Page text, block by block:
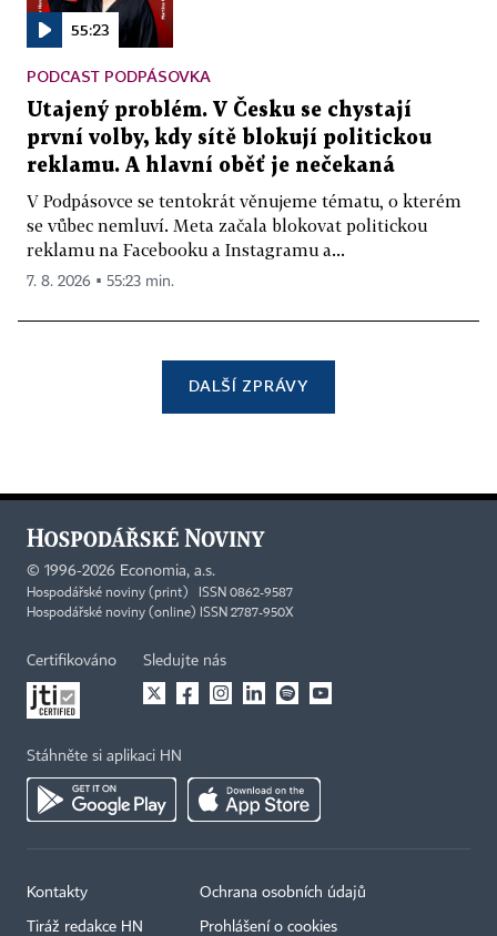
55:23
PODCAST PODPÁSOVKA
Utajený problém. V Česku se chystají
první volby, kdy sítě blokují politickou
reklamu. A hlavní oběť je nečekaná
V Podpásovce se tentokrát věnujeme tématu, o kterém
se vůbec nemluví. Meta začala blokovat politickou
reklamu na Facebooku a Instagramu a...
7. 8. 2026 ▪ 55:23 min.
DALŠÍ ZPRÁVY
© 1996-2026 Economia, a.s.
Hospodářské noviny (print) ISSN 0862-9587
Hospodářské noviny (online) ISSN 2787-950X
Certifikováno Sledujte nás
Stáhněte si aplikaci HN
Kontakty
Tiráž redakce HN
Ochrana osobních údajů
Prohlášení o cookies